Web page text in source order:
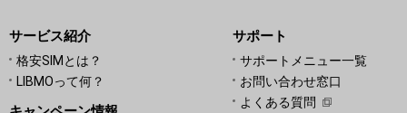
サービス紹介
格安SIMとは？
LIBMOって何？
サポート
サポートメニュー一覧
お問い合わせ窓口
よくある質問